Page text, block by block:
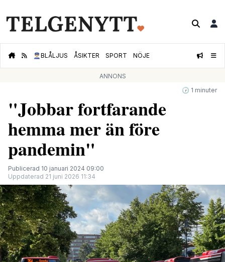
👮🏻‍♂️BLÅLJUS ÅSIKTER SPORT NÖJE
ANNONS
🕝 1 minuter
"Jobbar fortfarande
hemma mer än före
pandemin"
Publicerad 10 januari 2024 09:00
Uppdaterad 21 juni 2026 11:34